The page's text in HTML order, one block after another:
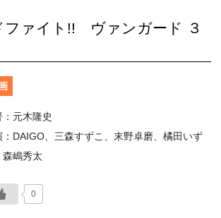
ファイト!! ヴァンガード ３
：元木隆史
：DAIGO、三森すずこ、末野卓磨、橘田いず
森嶋秀太
0